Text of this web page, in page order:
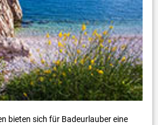
bieten sich für Badeurlauber eine